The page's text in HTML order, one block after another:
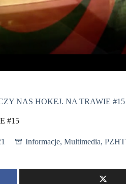
NAS HOKEJ. NA TRAWIE #15
#15
Informacje, Multimedia, PZHT